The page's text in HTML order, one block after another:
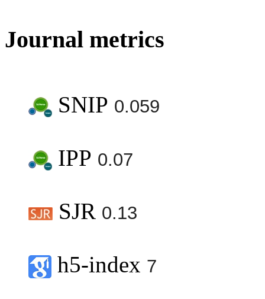
Journal metrics
SNIP 0.059
IPP 0.07
SJR 0.13
h5-index 7